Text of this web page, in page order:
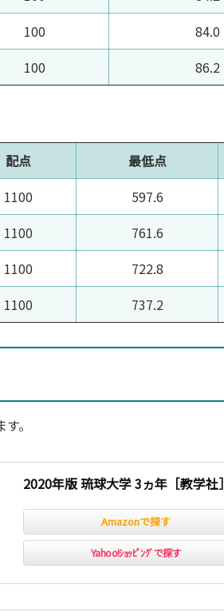
100 84.0
100 86.2
配点 最低点
1100 597.6
1100 761.6
1100 722.8
1100 737.2
。
2020年版 琉球大学 3ヵ年［教学社］
Amazonで探す
Yahoo!ｼｮｯﾋﾟﾝｸﾞで探す